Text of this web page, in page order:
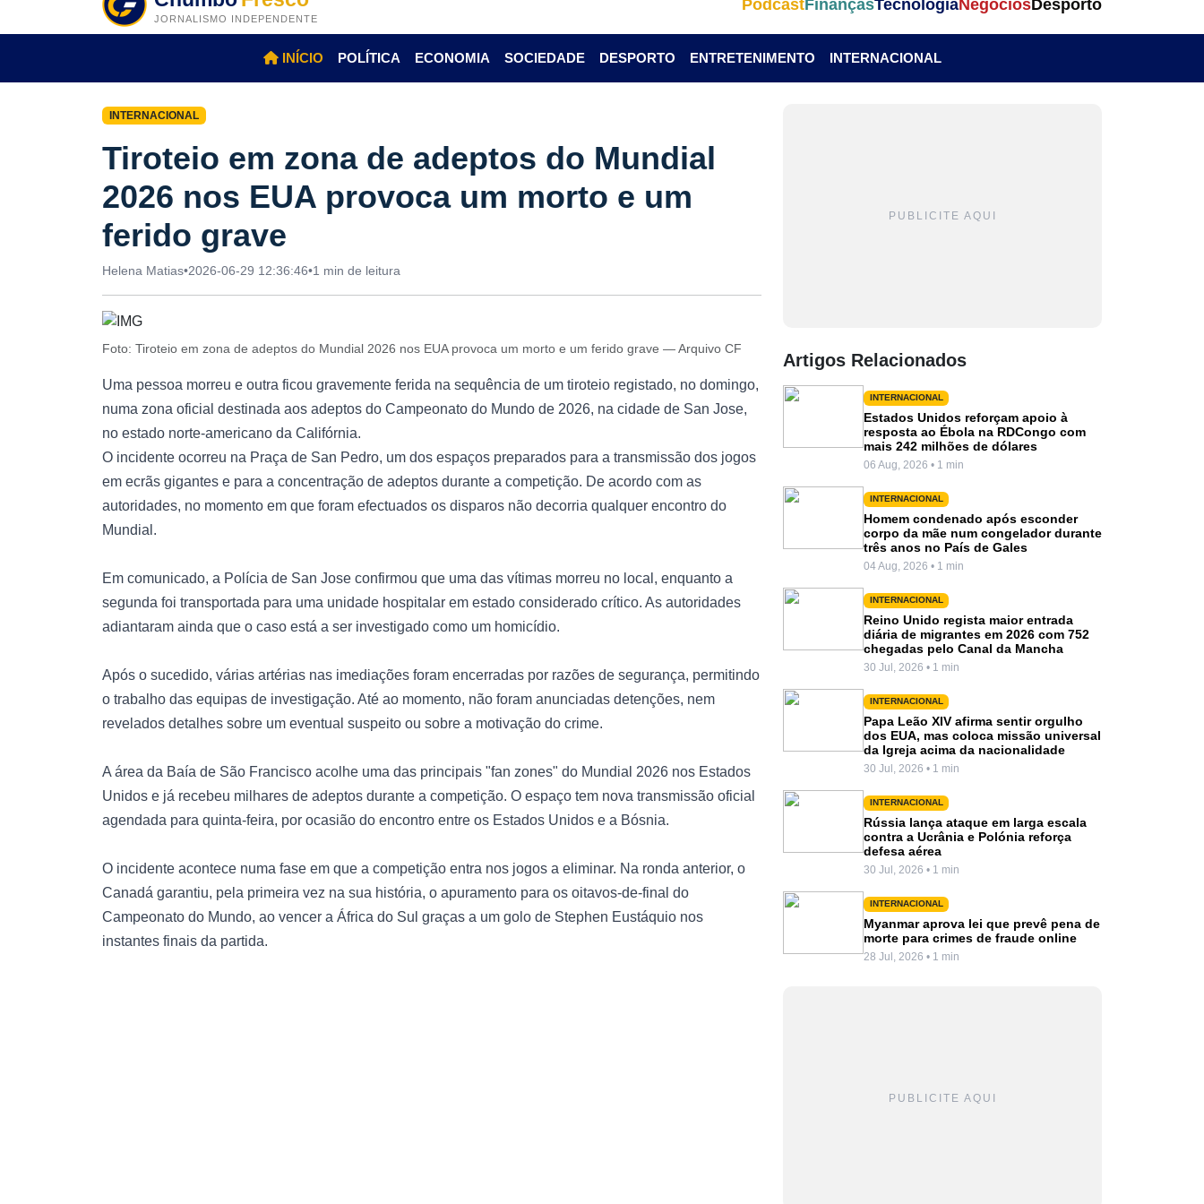
JORNALISMO INDEPENDENTE
PodcastFinançasTecnologiaNegóciosDesporto
INÍCIO POLÍTICA ECONOMIA SOCIEDADE DESPORTO ENTRETENIMENTO INTERNACIONAL
INTERNACIONAL
Tiroteio em zona de adeptos do Mundial
2026 nos EUA provoca um morto e um
ferido grave
Helena Matias•2026-06-29 12:36:46•1 min de leitura
Foto: Tiroteio em zona de adeptos do Mundial 2026 nos EUA provoca um morto e um ferido grave — Arquivo CF
Uma pessoa morreu e outra ficou gravemente ferida na sequência de um tiroteio registado, no domingo,
numa zona oficial destinada aos adeptos do Campeonato do Mundo de 2026, na cidade de San Jose,
no estado norte-americano da Califórnia.
O incidente ocorreu na Praça de San Pedro, um dos espaços preparados para a transmissão dos jogos
em ecrãs gigantes e para a concentração de adeptos durante a competição. De acordo com as
autoridades, no momento em que foram efectuados os disparos não decorria qualquer encontro do
Mundial.
Em comunicado, a Polícia de San Jose confirmou que uma das vítimas morreu no local, enquanto a
segunda foi transportada para uma unidade hospitalar em estado considerado crítico. As autoridades
adiantaram ainda que o caso está a ser investigado como um homicídio.
Após o sucedido, várias artérias nas imediações foram encerradas por razões de segurança, permitindo
o trabalho das equipas de investigação. Até ao momento, não foram anunciadas detenções, nem
revelados detalhes sobre um eventual suspeito ou sobre a motivação do crime.
A área da Baía de São Francisco acolhe uma das principais "fan zones" do Mundial 2026 nos Estados
Unidos e já recebeu milhares de adeptos durante a competição. O espaço tem nova transmissão oficial
agendada para quinta-feira, por ocasião do encontro entre os Estados Unidos e a Bósnia.
O incidente acontece numa fase em que a competição entra nos jogos a eliminar. Na ronda anterior, o
Canadá garantiu, pela primeira vez na sua história, o apuramento para os oitavos-de-final do
Campeonato do Mundo, ao vencer a África do Sul graças a um golo de Stephen Eustáquio nos
instantes finais da partida.
PUBLICITE AQUI
Artigos Relacionados
INTERNACIONAL
Estados Unidos reforçam apoio à
resposta ao Ébola na RDCongo com
mais 242 milhões de dólares
06 Aug, 2026 • 1 min
INTERNACIONAL
Homem condenado após esconder
corpo da mãe num congelador durante
três anos no País de Gales
04 Aug, 2026 • 1 min
INTERNACIONAL
Reino Unido regista maior entrada
diária de migrantes em 2026 com 752
chegadas pelo Canal da Mancha
30 Jul, 2026 • 1 min
INTERNACIONAL
Papa Leão XIV afirma sentir orgulho
dos EUA, mas coloca missão universal
da Igreja acima da nacionalidade
30 Jul, 2026 • 1 min
INTERNACIONAL
Rússia lança ataque em larga escala
contra a Ucrânia e Polónia reforça
defesa aérea
30 Jul, 2026 • 1 min
INTERNACIONAL
Myanmar aprova lei que prevê pena de
morte para crimes de fraude online
28 Jul, 2026 • 1 min
PUBLICITE AQUI